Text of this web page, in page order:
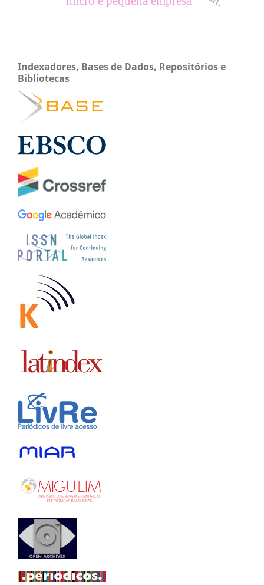
Indexadores, Bases de Dados, Repositórios e
Bibliotecas